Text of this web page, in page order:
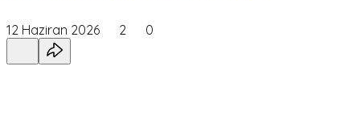
12 Haziran 2026 2 0